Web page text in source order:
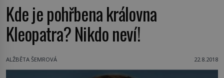
Kde je pohřbena královna
Kleopatra? Nikdo neví!
ALŽBĚTA ŠEMROVÁ 22.8.2018